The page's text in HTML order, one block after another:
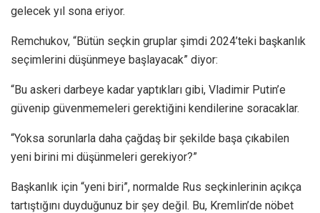
gelecek yıl sona eriyor.
Remchukov, “Bütün seçkin gruplar şimdi 2024’teki başkanlık
seçimlerini düşünmeye başlayacak” diyor:
“Bu askeri darbeye kadar yaptıkları gibi, Vladimir Putin’e
güvenip güvenmemeleri gerektiğini kendilerine soracaklar.
“Yoksa sorunlarla daha çağdaş bir şekilde başa çıkabilen
yeni birini mi düşünmeleri gerekiyor?”
Başkanlık için “yeni biri”, normalde Rus seçkinlerinin açıkça
tartıştığını duyduğunuz bir şey değil. Bu, Kremlin’de nöbet